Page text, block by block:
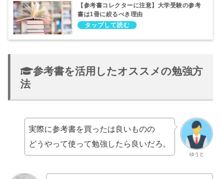
【参考書コレクターに注意】大学受験の参考
書は1冊に絞るべき理由
参考書を活用したオススメの勉強方
法
ゆうと
実際に参考書を買ったは良いものの
どうやって使って勉強したら良いだろ。